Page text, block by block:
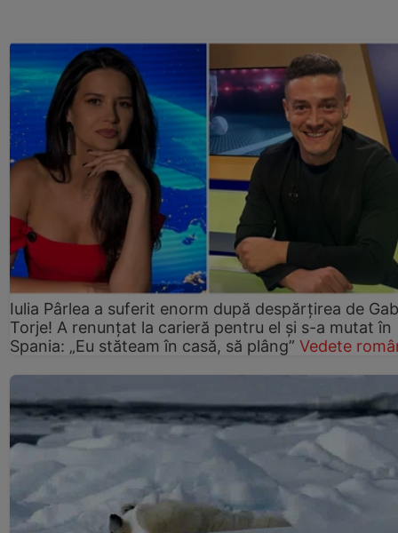
Iulia Pârlea a suferit enorm după despărțirea de
Torje! A renunțat la carieră pentru el și s-a mutat în
Spania: „Eu stăteam în casă, să plâng” Vedete